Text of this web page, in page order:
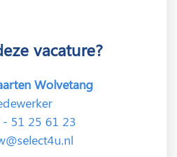
vacature?
Wolvetang
51 25 61 23